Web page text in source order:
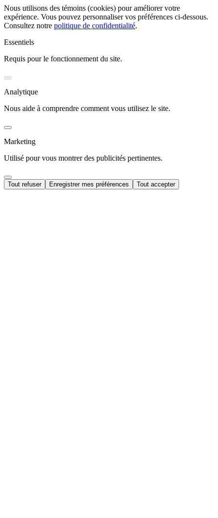
Nous utilisons des témoins (cookies) pour améliorer votre
expérience. Vous pouvez personnaliser vos préférences ci-dessous.
Consultez notre politique de confidentialité.
Essentiels
Requis pour le fonctionnement du site.
Analytique
Nous aide à comprendre comment vous utilisez le site.
Marketing
Utilisé pour vous montrer des publicités pertinentes.
Tout refuser Enregistrer mes préférences Tout accepter